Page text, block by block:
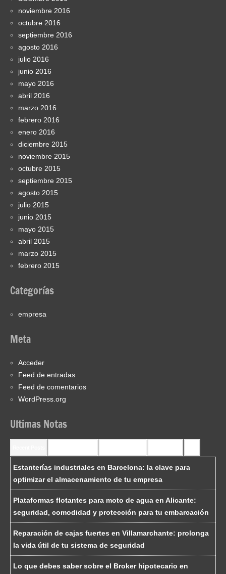
noviembre 2016
octubre 2016
septiembre 2016
agosto 2016
julio 2016
junio 2016
mayo 2016
abril 2016
marzo 2016
febrero 2016
enero 2016
diciembre 2015
noviembre 2015
octubre 2015
septiembre 2015
agosto 2015
julio 2015
junio 2015
mayo 2015
abril 2015
marzo 2015
febrero 2015
Categorías
empresa
Meta
Acceder
Feed de entradas
Feed de comentarios
WordPress.org
Ultimas Notas
Estanterías industriales en Barcelona: la clave para
optimizar el almacenamiento de tu empresa
Plataformas flotantes para moto de agua en Alicante:
seguridad, comodidad y protección para tu embarcación
Reparación de cajas fuertes en Villamarchante: prolonga
la vida útil de tu sistema de seguridad
Lo que debes saber sobre el Broker hipotecario en